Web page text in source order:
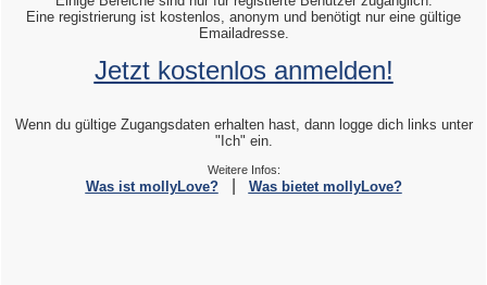
Eine registrierung ist kostenlos, anonym und benötigt nur eine gültige
Emailadresse.
Jetzt kostenlos anmelden!
Wenn du gültige Zugangsdaten erhalten hast, dann logge dich links unter
"Ich" ein.
Weitere Infos:
Was ist mollyLove?| Was bietet mollyLove?